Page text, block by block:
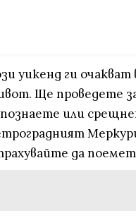
уикенд ги
Ще проведете
или
да